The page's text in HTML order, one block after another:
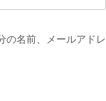
の名前、メールアドレ